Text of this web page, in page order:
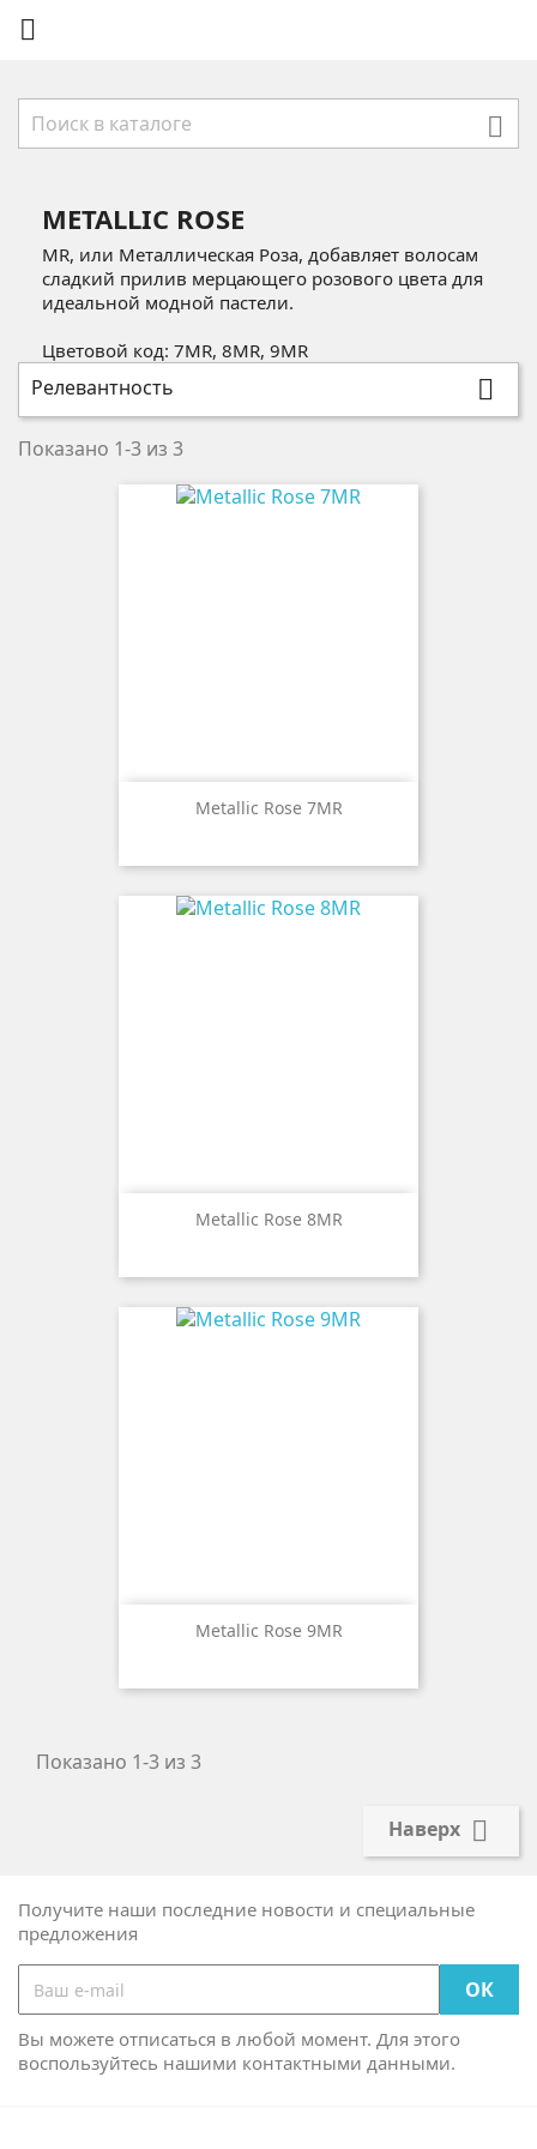


METALLIC ROSE
MR, или Металлическая Роза, добавляет волосам
сладкий прилив мерцающего розового цвета для
идеальной модной пастели.
Цветовой код: 7MR, 8MR, 9MR
Релевантность 
Показано 1-3 из 3
Metallic Rose 7MR
Metallic Rose 8MR
Metallic Rose 9MR
Показано 1-3 из 3
Наверх 
Получите наши последние новости и специальные
предложения
Вы можете отписаться в любой момент. Для этого
воспользуйтесь нашими контактными данными.